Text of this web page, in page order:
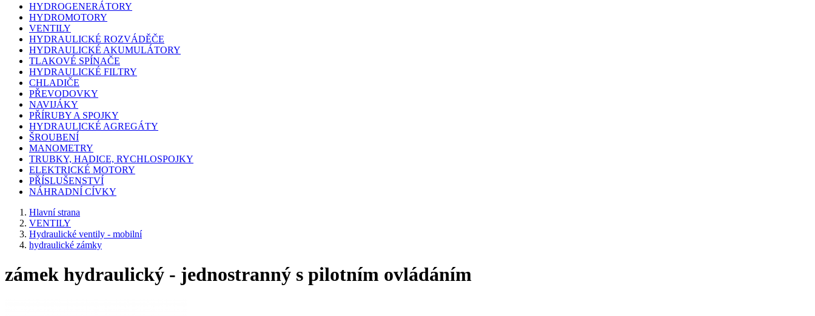
HYDROGENERÁTORY
HYDROMOTORY
VENTILY
HYDRAULICKÉ ROZVÁDĚČE
HYDRAULICKÉ AKUMULÁTORY
TLAKOVÉ SPÍNAČE
HYDRAULICKÉ FILTRY
CHLADIČE
PŘEVODOVKY
NAVIJÁKY
PŘÍRUBY A SPOJKY
HYDRAULICKÉ AGREGÁTY
ŠROUBENÍ
MANOMETRY
TRUBKY, HADICE, RYCHLOSPOJKY
ELEKTRICKÉ MOTORY
PŘÍSLUŠENSTVÍ
NÁHRADNÍ CÍVKY
Hlavní strana
VENTILY
Hydraulické ventily - mobilní
hydraulické zámky
zámek hydraulický - jednostranný s pilotním ovládáním